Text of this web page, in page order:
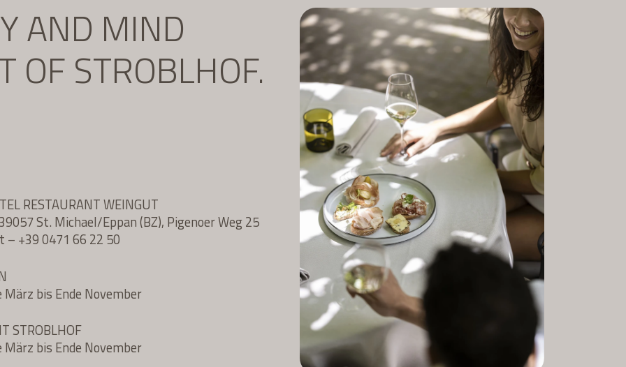
AND MIND
OF STROBLHOF.
RESTAURANT WEINGUT
St. Michael/Eppan (BZ), Pigenoer Weg 25
– +39 0471 66 22 50
bis Ende November
STROBLHOF
bis Ende November